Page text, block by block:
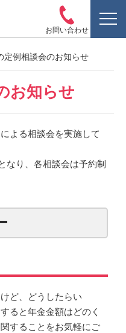
お問い合わせ
定例相談会のお知らせ
お知らせ
よる相談会を実施して
なり、各相談会は予約制
ど、どうしたらい
ると年金金額はどのく
することをお気軽にご